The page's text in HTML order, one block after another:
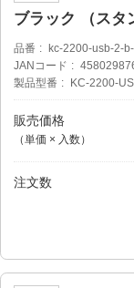
ブラック （スタ
品番
kc-2200-usb-2-
JANコード
製品型番
KC-2200-
販売価格
（単価 × 入数）
注文数